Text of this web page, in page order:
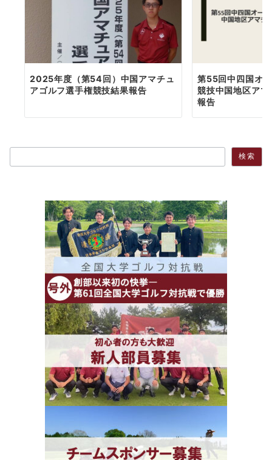
2025年度（第54回）中国アマチュ
アゴルフ選手権競技結果報告
第55回中四国オ
競技中国地区ア
報告
検索